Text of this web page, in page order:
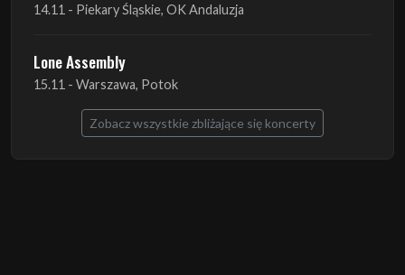
14.11 - Piekary Śląskie, OK Andaluzja
Lone Assembly
15.11 - Warszawa, Potok
Zobacz wszystkie zbliżające się koncerty